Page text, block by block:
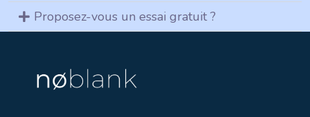
Proposez-vous un essai gratuit ?